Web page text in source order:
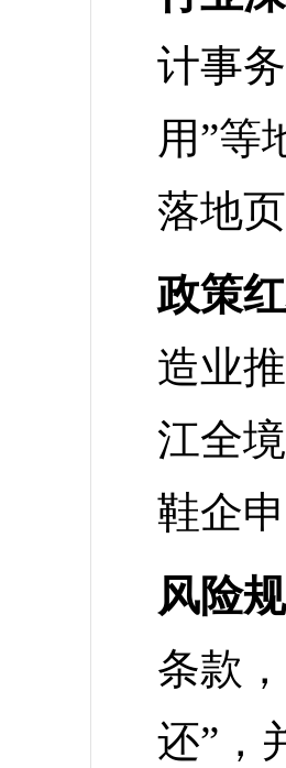
计事
用”等
落地
政策
造业
江全
鞋企
风险
条款
还”，